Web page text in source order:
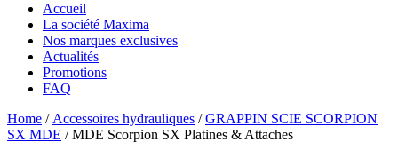
Accueil
La société Maxima
Nos marques exclusives
Actualités
Promotions
FAQ
Essentiels pour chantier
GODETS & ACCESSOIRES MACS
Essentiels pour chantier
Home / Accessoires hydrauliques /GRAPPIN SCIE SCORPION
SX MDE / MDE Scorpion SX Platines & Attaches